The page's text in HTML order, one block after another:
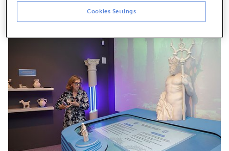
Descarga en alta resolución
Cookies Settings